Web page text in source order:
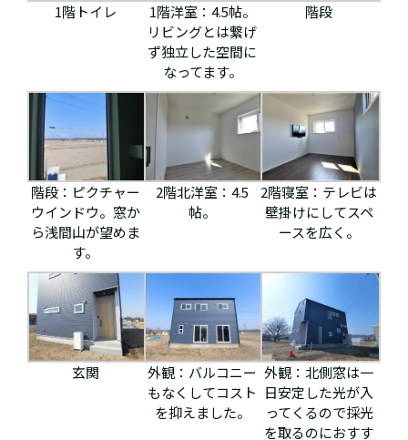
1階トイレ
1階洋室：4.5帖。
リビングとは繋げ
ず独立した空間に
なってます。
階段
階段：ピクチャー
ウインドウ。窓か
ら浅間山が望めま
す。
2階北洋室：4.5
帖。
2階寝室：テレビは
壁掛けにしてスペ
ースを広く。
玄関
外観：バルコニー
もなくしてコスト
を抑えました。
外観：北側窓は一
日安定した光が入
ってくるので採光
を取るのにおすす